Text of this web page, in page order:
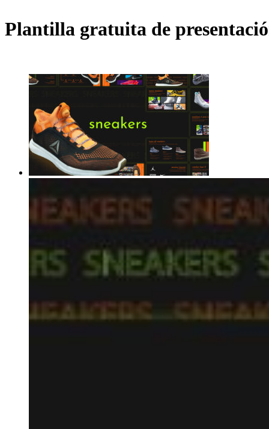
Plantilla gratuita de